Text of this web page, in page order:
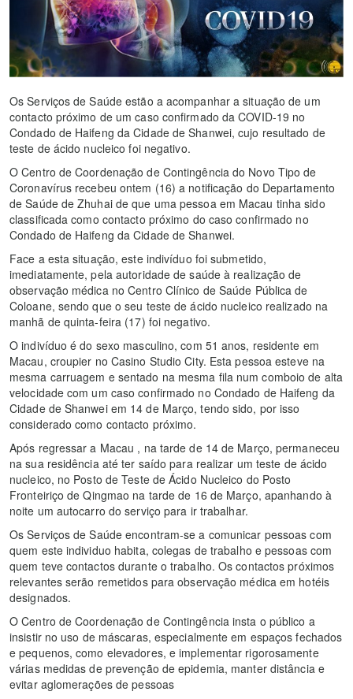
Os Serviços de Saúde estão a acompanhar a situação de um
contacto próximo de um caso confirmado da COVID-19 no
Condado de Haifeng da Cidade de Shanwei, cujo resultado de
teste de ácido nucleico foi negativo.
O Centro de Coordenação de Contingência do Novo Tipo de
Coronavírus recebeu ontem (16) a notificação do Departamento
de Saúde de Zhuhai de que uma pessoa em Macau tinha sido
classificada como contacto próximo do caso confirmado no
Condado de Haifeng da Cidade de Shanwei.
Face a esta situação, este indivíduo foi submetido,
imediatamente, pela autoridade de saúde à realização de
observação médica no Centro Clínico de Saúde Pública de
Coloane, sendo que o seu teste de ácido nucleico realizado na
manhã de quinta-feira (17) foi negativo.
O indivíduo é do sexo masculino, com 51 anos, residente em
Macau, croupier no Casino Studio City. Esta pessoa esteve na
mesma carruagem e sentado na mesma fila num comboio de alta
velocidade com um caso confirmado no Condado de Haifeng da
Cidade de Shanwei em 14 de Março, tendo sido, por isso
considerado como contacto próximo.
Após regressar a Macau , na tarde de 14 de Março, permaneceu
na sua residência até ter saído para realizar um teste de ácido
nucleico, no Posto de Teste de Ácido Nucleico do Posto
Fronteiriço de Qingmao na tarde de 16 de Março, apanhando à
noite um autocarro do serviço para ir trabalhar.
Os Serviços de Saúde encontram-se a comunicar pessoas com
quem este individuo habita, colegas de trabalho e pessoas com
quem teve contactos durante o trabalho. Os contactos próximos
relevantes serão remetidos para observação médica em hotéis
designados.
O Centro de Coordenação de Contingência insta o público a
insistir no uso de máscaras, especialmente em espaços fechados
e pequenos, como elevadores, e implementar rigorosamente
várias medidas de prevenção de epidemia, manter distância e
evitar aglomerações de pessoas